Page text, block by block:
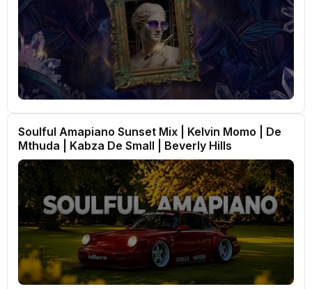
Soulful Amapiano Sunset Mix | Kelvin Momo | De
Mthuda | Kabza De Small | Beverly Hills